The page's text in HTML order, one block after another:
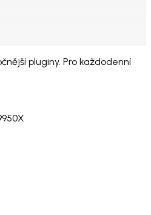
pluginy. Pro každodenní